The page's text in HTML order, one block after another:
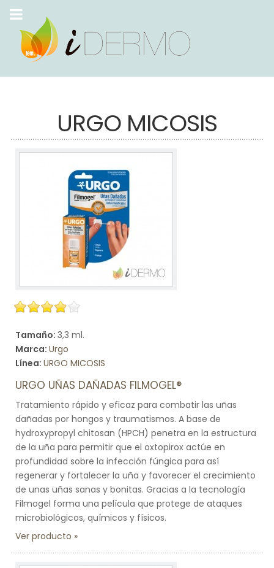
URGO MICOSIS
Tamaño: 3,3 ml.
Marca: Urgo
Línea: URGO MICOSIS
URGO UÑAS DAÑADAS FILMOGEL®
Tratamiento rápido y eficaz para combatir las uñas
dañadas por hongos y traumatismos. A base de
hydroxypropyl chitosan (HPCH) penetra en la estructura
de la uña para permitir que el oxtopirox actúe en
profundidad sobre la infección fúngica para así
regenerar y fortalecer la uña y favorecer el crecimiento
de unas uñas sanas y bonitas. Gracias a la tecnología
Filmogel forma una película que protege de ataques
microbiológicos, químicos y físicos.
Ver producto